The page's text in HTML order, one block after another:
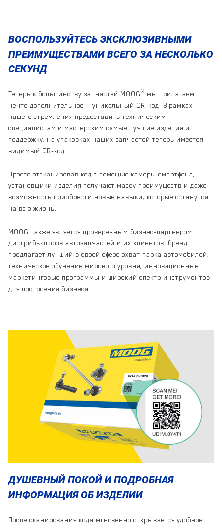
ВОСПОЛЬЗУЙТЕСЬ ЭКСКЛЮЗИВНЫМИ
ПРЕИМУЩЕСТВАМИ ВСЕГО ЗА НЕСКОЛЬКО
СЕКУНД
Теперь к большинству запчастей MOOG® мы прилагаем
нечто дополнительное — уникальный QR-код! В рамках
нашего стремления предоставить техническим
специалистам и мастерским самые лучшие изделия и
поддержку, на упаковках наших запчастей теперь имеется
видимый QR-код.
Просто отсканировав код с помощью камеры смартфона,
установщики изделия получают массу преимуществ и даже
возможность приобрести новые навыки, которые останутся
на всю жизнь.
MOOG также является проверенным бизнес-партнером
дистрибьюторов автозапчастей и их клиентов: бренд
предлагает лучший в своей сфере охват парка автомобилей,
техническое обучение мирового уровня, инновационные
маркетинговые программы и широкий спектр инструментов
для построения бизнеса.
ДУШЕВНЫЙ ПОКОЙ И ПОДРОБНАЯ
ИНФОРМАЦИЯ ОБ ИЗДЕЛИИ
После сканирования кода мгновенно открывается удобное